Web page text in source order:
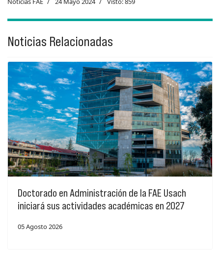
Noticias Relacionadas
Doctorado en Administración de la FAE Usach
iniciará sus actividades académicas en 2027
05 Agosto 2026